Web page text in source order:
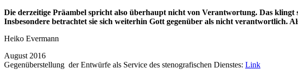
Die derzeitige Präambel spricht also überhaupt nicht von Verantwortung. Das
Insbesondere betrachtet sie sich weiterhin Gott gegenüber als nicht verantwortlich.
Heiko Evermann
August 2016
Gegenüberstellung der Entwürfe als Service des stenografischen Dienstes: Link